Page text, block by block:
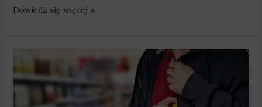
Dowiedz się więcej »
osób
zatrzymanych